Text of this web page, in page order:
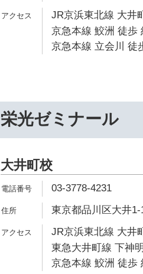
JR京浜東北線 大井
京急本線 鮫洲 徒歩
京急本線 立会川 徒
栄光ゼミナール
大井町校
03-3778-4231
東京都品川区大井1-
JR京浜東北線 大井
東急大井町線 下神
京急本線 鮫洲 徒歩